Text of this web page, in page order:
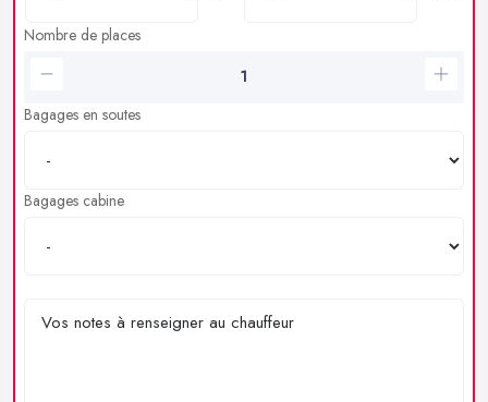
Nombre de places
Bagages en soutes
Bagages cabine